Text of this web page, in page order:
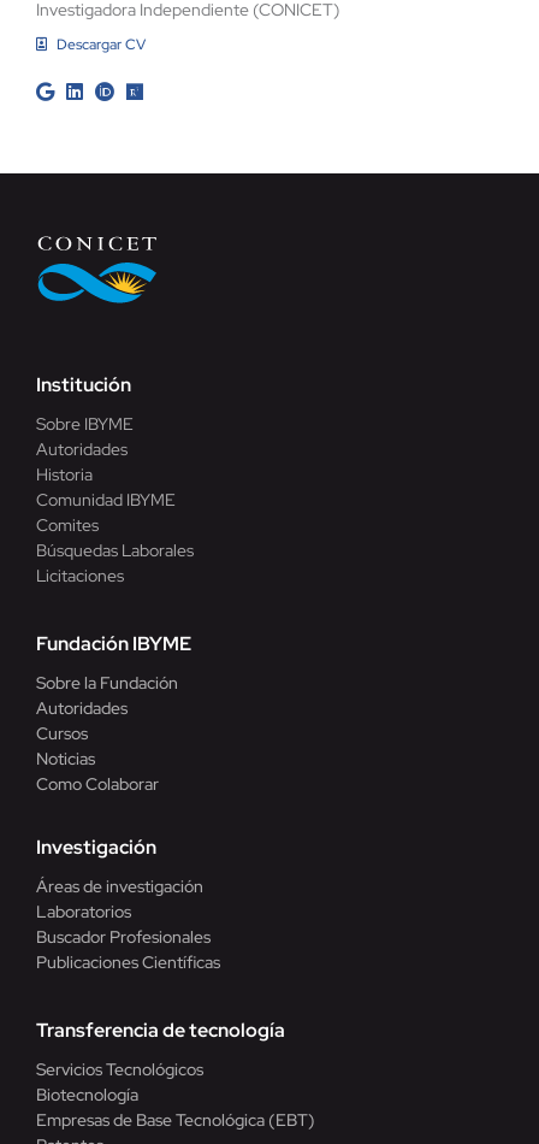
Investigadora Independiente (CONICET)
Descargar CV
Institución
Sobre IBYME
Autoridades
Historia
Comunidad IBYME
Comites
Búsquedas Laborales
Licitaciones
Fundación IBYME
Sobre la Fundación
Autoridades
Cursos
Noticias
Como Colaborar
Investigación
Áreas de investigación
Laboratorios
Buscador Profesionales
Publicaciones Científicas
Transferencia de tecnología
Servicios Tecnológicos
Biotecnología
Empresas de Base Tecnológica (EBT)